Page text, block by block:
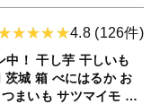
4.8 (126件)
中！ 干し芋 干しいも
茨城 箱 べにはるか お
まいも サツマイモ お